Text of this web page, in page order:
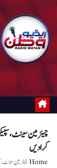
چیئرمین سینٹ ،
کرا دیں
Homeچیئرمین سینٹ ،